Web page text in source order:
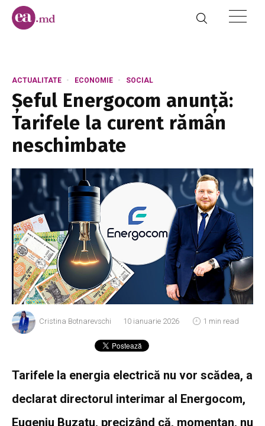
ACTUALITATE ECONOMIE SOCIAL
Șeful Energocom anunță:
Tarifele la curent rămân
neschimbate
Cristina Botnarevschi 10 ianuarie 2026 1 min read
Tarifele la energia electrică nu vor scădea, a
declarat directorul interimar al Energocom,
Eugeniu Buzatu, precizând că, momentan, nu